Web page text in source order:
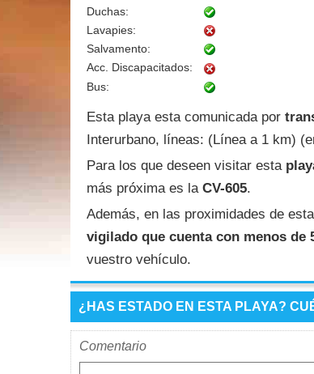
Duchas:
Lavapies:
Salvamento:
Acc. Discapacitados:
Bus:
Esta playa esta comunicada por
Interurbano, líneas: (Línea a 1 km)
Para los que deseen visitar esta
más próxima es la CV-605.
Además, en las proximidades de
vigilado que cuenta con menos de
vuestro vehículo.
¿HAS ESTADO EN ESTA PLAYA?
Comentario